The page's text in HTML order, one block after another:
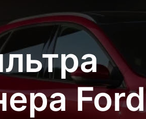
Ford